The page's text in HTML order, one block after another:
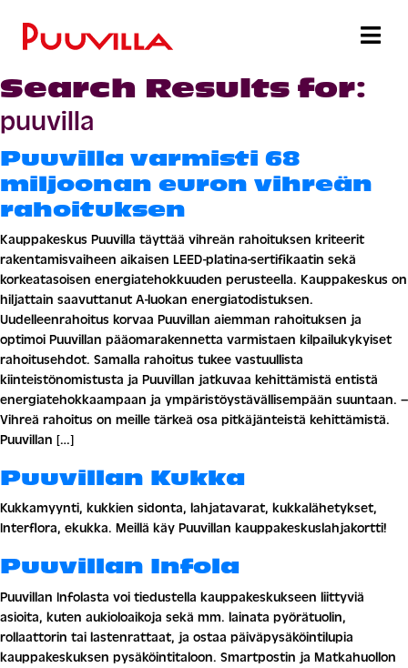
Search Results for:
puuvilla
Puuvilla varmisti 68
miljoonan euron vihreän
rahoituksen
Kauppakeskus Puuvilla täyttää vihreän rahoituksen kriteerit
rakentamisvaiheen aikaisen LEED-platina-sertifikaatin sekä
korkeatasoisen energiatehokkuuden perusteella. Kauppakeskus on
hiljattain saavuttanut A-luokan energiatodistuksen.
Uudelleenrahoitus korvaa Puuvillan aiemman rahoituksen ja
optimoi Puuvillan pääomarakennetta varmistaen kilpailukykyiset
rahoitusehdot. Samalla rahoitus tukee vastuullista
kiinteistönomistusta ja Puuvillan jatkuvaa kehittämistä entistä
energiatehokkaampaan ja ympäristöystävällisempään suuntaan. –
Vihreä rahoitus on meille tärkeä osa pitkäjänteistä kehittämistä.
Puuvillan […]
Puuvillan Kukka
Kukkamyynti, kukkien sidonta, lahjatavarat, kukkalähetykset,
Interflora, ekukka. Meillä käy Puuvillan kauppakeskuslahjakortti!
Puuvillan Infola
Puuvillan Infolasta voi tiedustella kauppakeskukseen liittyviä
asioita, kuten aukioloaikoja sekä mm. lainata pyörätuolin,
rollaattorin tai lastenrattaat, ja ostaa päiväpysäköintilupia
kauppakeskuksen pysäköintitaloon. Smartpostin ja Matkahuollon